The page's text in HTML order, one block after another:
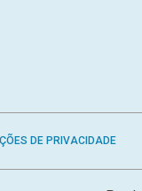
DE PRIVACIDADE